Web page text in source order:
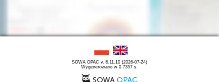
SOWA OPAC v. 6.11.10 (2026-07-24)
Wygenerowano w 0,7357 s.